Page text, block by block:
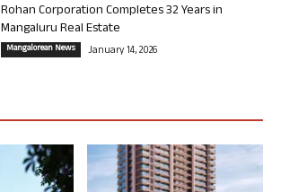
Rohan Corporation Completes 32 Years in
Mangaluru Real Estate
Mangalorean News January 14, 2026